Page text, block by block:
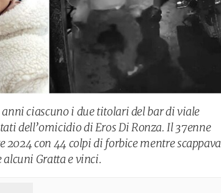
ciascuno i due titolari del bar di viale
dell’omicidio di Eros Di Ronza. Il 37enne
2024 con 44 colpi di forbice mentre scappava
alcuni Gratta e vinci.